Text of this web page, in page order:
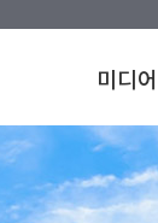
미디어